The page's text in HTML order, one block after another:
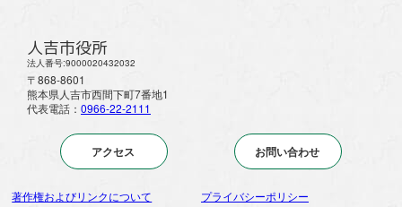
人吉市役所
法人番号:9000020432032
〒868-8601
熊本県人吉市西間下町7番地1
代表電話： 0966-22-2111
アクセス お問い合わせ
著作権およびリンクについて
プライバシーポリシー